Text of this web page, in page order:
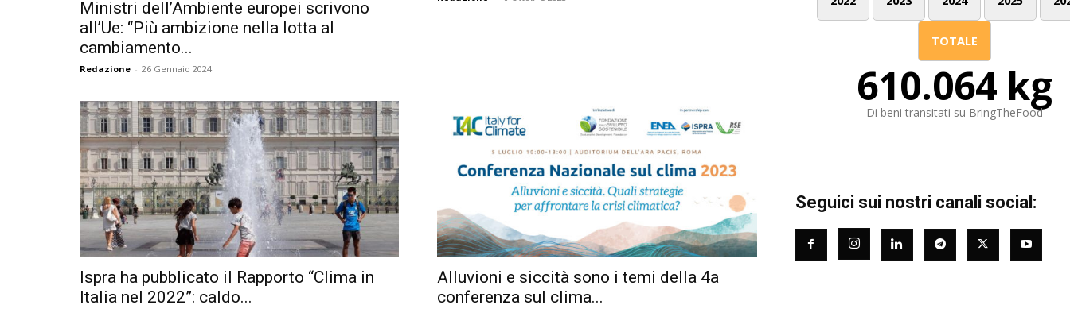
Ministri dell’Ambiente europei scrivono
all’Ue: “Più ambizione nella lotta al
cambiamento...
Redazione - 26 Gennaio 2024
Ispra ha pubblicato il Rapporto “Clima in
Italia nel 2022”: caldo...
Alluvioni e siccità sono i temi della 4a
conferenza sul clima...
TOTALE
610.064 kg
Di beni transitati su BringTheFood
Seguici sui nostri canali social: